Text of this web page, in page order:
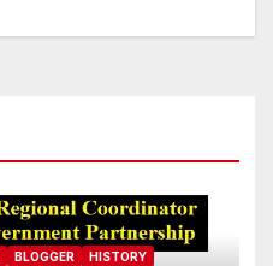
BLOGGER HISTORY